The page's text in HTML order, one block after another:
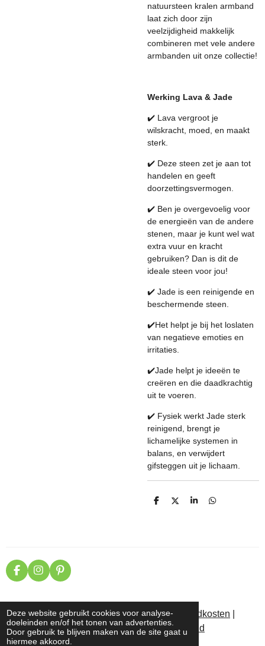
Deze website gebruikt cookies voor analyse-
doeleinden en/of het tonen van advertenties.
Door gebruik te blijven maken van de site gaat u
hiermee akkoord.
natuursteen kralen armband
laat zich door zijn
veelzijdigheid makkelijk
combineren met vele andere
armbanden uit onze collectie!
Werking Lava & Jade
✔️ Lava vergroot je
wilskracht, moed, en maakt
sterk.
✔️ Deze steen zet je aan tot
handelen en geeft
doorzettingsvermogen.
✔️ Ben je overgevoelig voor
de energieën van de andere
stenen, maar je kunt wel wat
extra vuur en kracht
gebruiken? Dan is dit de
ideale steen voor jou!
✔️ Jade is een reinigende en
beschermende steen.
✔️Het helpt je bij het loslaten
van negatieve emoties en
irritaties.
✔️Jade helpt je ideeën te
creëren en die daadkrachtig
uit te voeren.
✔️ Fysiek werkt Jade sterk
reinigend, brengt je
lichamelijke systemen in
balans, en verwijdert
gifsteggen uit je lichaam.
D
D
S
D
F
a
e
b
o
o
k
I
n
t
a
g
r
a
P
i
t
e
r
e
s
Algemene voorwaarden|Levertijden | Verzendkosten |
Retourneren|Garantie-klachten|Privacybeleid